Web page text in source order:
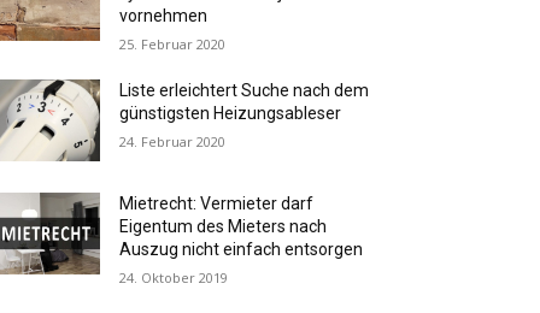
vornehmen
25. Februar 2020
Liste erleichtert Suche nach dem
günstigsten Heizungsableser
24. Februar 2020
Mietrecht: Vermieter darf
Eigentum des Mieters nach
Auszug nicht einfach entsorgen
24. Oktober 2019